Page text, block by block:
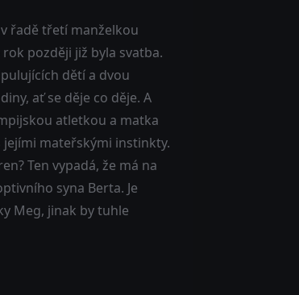
řadě třetí manželkou
později již byla svatba.
dětí a dvou
ať se děje co děje. A
atletkou a matka
jejími mateřskými instinkty.
Ten vypadá, že má na
syna Berta. Je
Meg, jinak by tuhle